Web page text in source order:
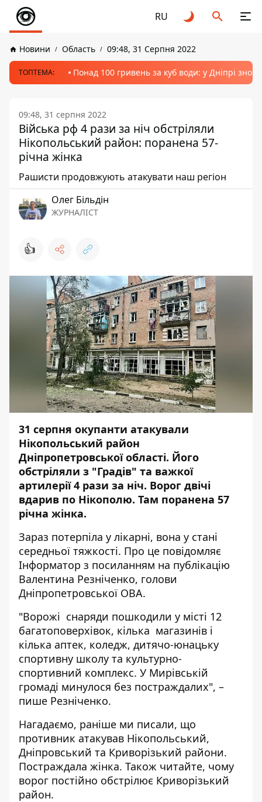
RU
Новини Область 09:48, 31 Серпня 2022
ТОПТЕМА: Понад 100 гривень за куб води: у Дніпрі
09:48, 31 серпня 2022
Війська рф 4 рази за ніч обстріляли
Нікопольський район: поранена 57-
річна жінка
Рашисти продовжують атакувати наш регіон
Олег Більдін
ЖУРНАЛІСТ
👍
31 серпня окупанти атакували
Нікопольський район
Дніпропетровської області. Його
обстріляли з "Градів" та важкої
артилерії 4 рази за ніч. Ворог двічі
вдарив по Нікополю. Там поранена 57
річна жінка.
Зараз потерпіла у лікарні, вона у стані
середньої тяжкості. Про це повідомляє
Інформатор з посиланням на публікацію
Валентина Резніченко, голови
Дніпропетровської ОВА.
"Ворожі снаряди пошкодили у місті 12
багатоповерхівок, кілька магазинів і
кілька аптек, коледж, дитячо-юнацьку
спортивну школу та культурно-
спортивний комплекс. У Мирівській
громаді минулося без постраждалих", –
пише Резніченко.
Нагадаємо, раніше ми писали, що
противник атакував Нікопольський,
Дніпровський та Криворізький райони.
Постраждала жінка. Також читайте, чому
ворог постійно обстрілює Криворізький
район.